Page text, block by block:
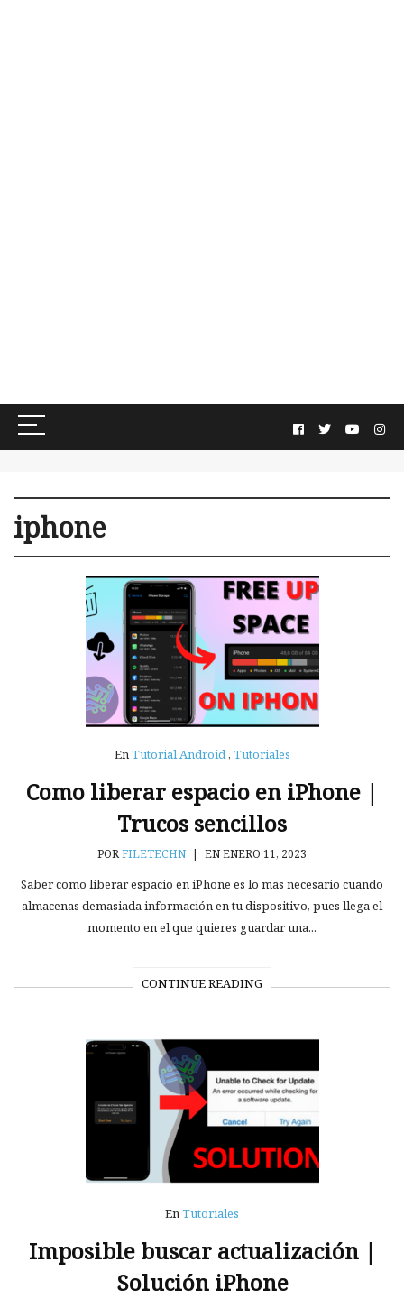
iphone
EnTutorial Android, Tutoriales
Como liberar espacio en iPhone |
Trucos sencillos
PORFILETECHN | EN ENERO 11, 2023
Saber como liberar espacio en iPhone es lo mas necesario cuando
almacenas demasiada información en tu dispositivo, pues llega el
momento en el que quieres guardar una...
CONTINUE READING
EnTutoriales
Imposible buscar actualización |
Solución iPhone